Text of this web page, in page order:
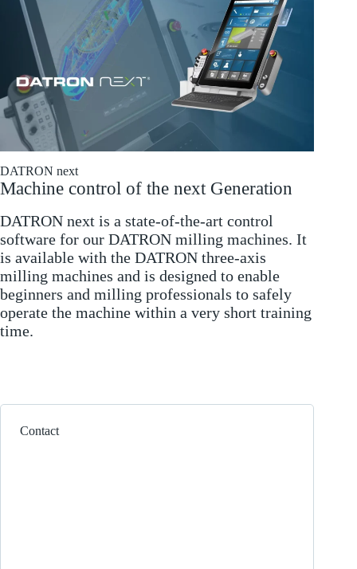
DATRON next
Machine control of the next Generation
DATRON next is a state-of-the-art control
software for our DATRON milling machines. It
is available with the DATRON three-axis
milling machines and is designed to enable
beginners and milling professionals to safely
operate the machine within a very short training
time.
Contact